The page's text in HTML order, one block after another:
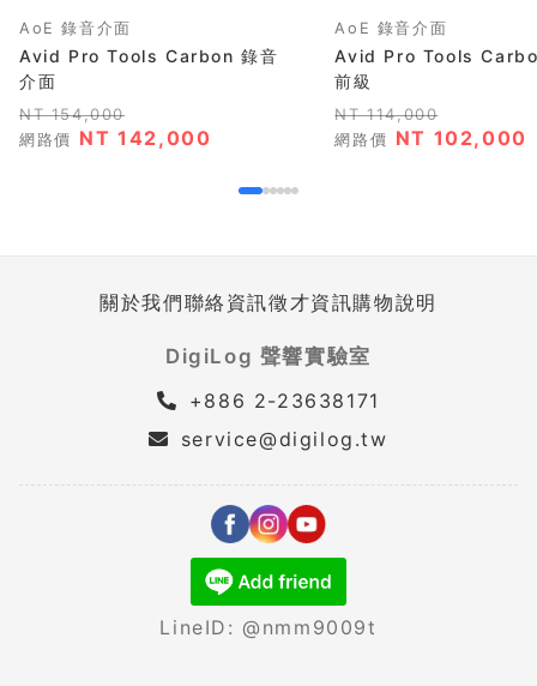
AoE 錄音介面
Avid Pro Tools Carbon 錄音
介面
NT 154,000
網路價 NT 142,000
AoE 錄音介面
Avid Pro Tools
前級
NT 114,000
網路價 NT 102,000
關於我們聯絡資訊徵才資訊購物說明
DigiLog 聲響實驗室
+886 2-23638171
service@digilog.tw
LineID: @nmm9009t